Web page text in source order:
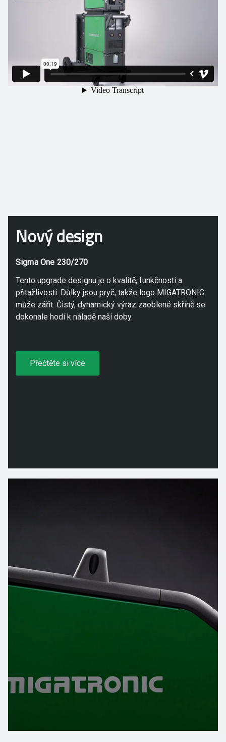
Nový design
Sigma One 230/270
Tento upgrade designu je o kvalitě, funkčnosti a
přitažlivosti. Důlky jsou pryč, takže logo MIGATRONIC
může zářit. Čistý, dynamický výraz zaoblené skříně se
dokonale hodí k náladě naší doby.
Přečtěte si více